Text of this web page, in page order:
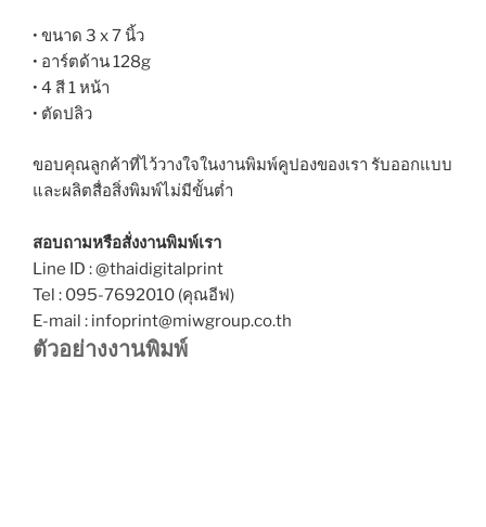
• ขนาด 3 x 7 นิ้ว
• อาร์ตด้าน 128g
• 4 สี 1 หน้า
• ตัดปลิว
ขอบคุณลูกค้าที่ไว้วางใจในงานพิมพ์คูปองของเรา รับออกแบบ
และผลิตสื่อสิ่งพิมพ์ไม่มีขั้นต่ำ
สอบถามหรือสั่งงานพิมพ์เรา
Line ID : @thaidigitalprint
Tel : 095-7692010 (คุณอีฟ)
E-mail : infoprint@miwgroup.co.th
ตัวอย่างงานพิมพ์